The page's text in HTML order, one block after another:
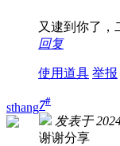
又逮到你了，
回复
使用道具 举报
sthang7#
发表于
谢谢分享